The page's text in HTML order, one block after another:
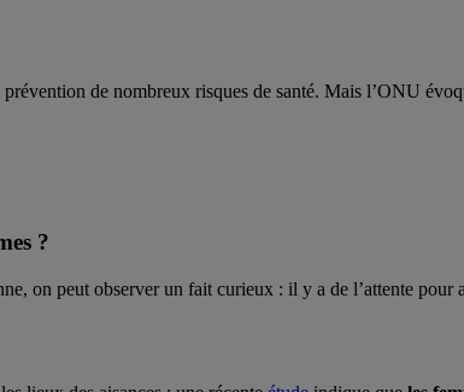
de nombreux risques de santé. Mais l’ONU
?
on peut observer un fait curieux : il y a de l’attente